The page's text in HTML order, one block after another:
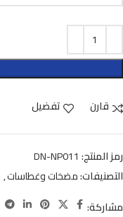
قارن تفضيل
رمز المنتج: DN-NP011
التصنيفات:مضخات وغطاسات,
مشاركة: